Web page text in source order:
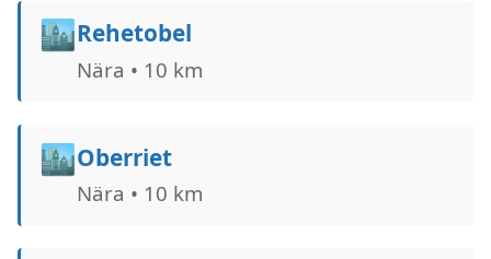
🏙️Rehetobel
Nära • 10 km
🏙️Oberriet
Nära • 10 km